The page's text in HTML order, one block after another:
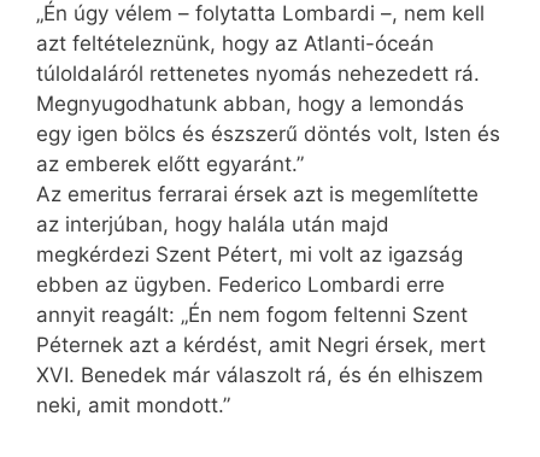
„Én úgy vélem – folytatta Lombardi –, nem kell
azt feltételeznünk, hogy az Atlanti-óceán
túloldaláról rettenetes nyomás nehezedett rá.
Megnyugodhatunk abban, hogy a lemondás
egy igen bölcs és észszerű döntés volt, Isten és
az emberek előtt egyaránt.”
Az emeritus ferrarai érsek azt is megemlítette
az interjúban, hogy halála után majd
megkérdezi Szent Pétert, mi volt az igazság
ebben az ügyben. Federico Lombardi erre
annyit reagált: „Én nem fogom feltenni Szent
Péternek azt a kérdést, amit Negri érsek, mert
XVI. Benedek már válaszolt rá, és én elhiszem
neki, amit mondott.”